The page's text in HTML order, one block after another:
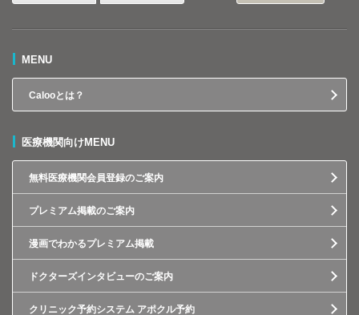
MENU
Calooとは？
医療機関向けMENU
無料医療機関会員登録のご案内
プレミアム掲載のご案内
漫画でわかるプレミアム掲載
ドクターズインタビューのご案内
クリニック予約システム アポクル予約